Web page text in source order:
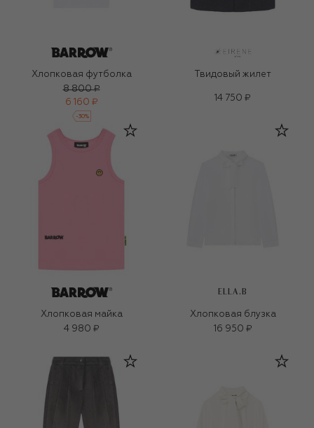
Хлопковая футболка
8 800 ₽
6 160 ₽
-30%
Твидовый жилет
14 750 ₽
Хлопковая майка
4 980 ₽
ELLA.B
Хлопковая блузка
16 950 ₽